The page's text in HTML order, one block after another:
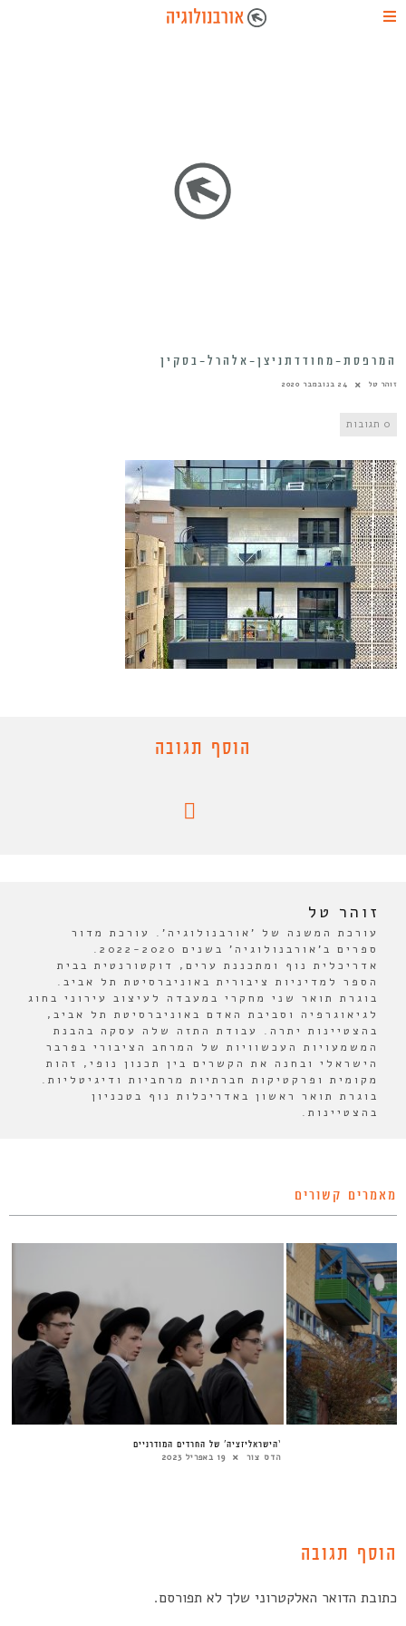
המרפסת-מחודדתניצן-אלהרל-בסקין
זוהר טל 24 בנובמבר 2020
0 תגובות
הוסף תגובה
זוהר טל
עורכת המשנה של 'אורבנולוגיה'. עורכת מדור
ספרים ב'אורבנולוגיה' בשנים 2022-2020.
אדריכלית נוף ומתכננת ערים, דוקטורנטית בבית
הספר למדיניות ציבורית באוניברסיטת תל אביב.
בוגרת תואר שני מחקרי במעבדה לעיצוב עירוני בחוג
לגיאוגרפיה וסביבת האדם באוניברסיטת תל אביב,
בהצטיינות יתרה. עבודת התזה שלה עסקה בהבנת
המשמעויות העכשוויות של המרחב הציבורי בפרבר
הישראלי ובחנה את הקשרים בין תכנון נופי, זהות
מקומית ופרקטיקות חברתיות מרחביות ודיגיטליות.
בוגרת תואר ראשון באדריכלות נוף בטכניון
בהצטיינות.
מאמרים קשורים
‘הישראליזציה’ של החרדים המודרניים
הדס צור 19 באפריל 2023
הוסף תגובה
כתובת הדואר האלקטרוני שלך לא תפורסם.